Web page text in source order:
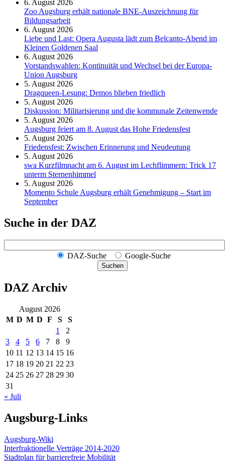
6. August 2026
Zoo Augsburg erhält nationale BNE-Auszeichnung für
Bildungsarbeit
6. August 2026
Liebe und Last: Opera Augusta lädt zum Belcanto-Abend im
Kleinen Goldenen Saal
6. August 2026
Vorstandswahlen: Kontinuität und Wechsel bei der Europa-
Union Augsburg
5. August 2026
Dragqueen-Lesung: Demos blieben friedlich
5. August 2026
Diskussion: Mi­li­ta­ri­sie­rung und die kommunale Zeitenwende
5. August 2026
Augsburg feiert am 8. August das Hohe Friedensfest
5. August 2026
Friedensfest: Zwischen Erinnerung und Neudeutung
5. August 2026
swa Kurz­film­nacht am 6. August im Lech­flim­mern: Trick 17
unterm Sternen­himmel
5. August 2026
Momento Schule Augsburg erhält Genehmigung – Start im
September
Suche in der DAZ
DAZ-Suche Google-Suche
Suchen
DAZ Archiv
August 2026
M D M D F S
S
1
2
3
4 5 6 7 8
9
10 11 12 13 14 15 16
17 18 19 20 21 22 23
24 25 26 27 28 29 30
31
« Juli
Augsburg-Links
Augsburg-Wiki
Interfraktionelle Verträge 2014-2020
Stadtplan für barrierefreie Mobilität